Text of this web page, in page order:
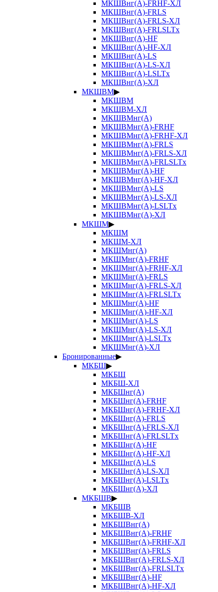
МКШВнг(А)-FRHF-ХЛ
МКШВнг(А)-FRLS
МКШВнг(А)-FRLS-ХЛ
МКШВнг(А)-FRLSLTx
МКШВнг(А)-HF
МКШВнг(А)-HF-ХЛ
МКШВнг(А)-LS
МКШВнг(А)-LS-ХЛ
МКШВнг(А)-LSLTx
МКШВнг(А)-ХЛ
МКШВМ▶
МКШВМ
МКШВМ-ХЛ
МКШВМнг(А)
МКШВМнг(А)-FRHF
МКШВМнг(А)-FRHF-ХЛ
МКШВМнг(А)-FRLS
МКШВМнг(А)-FRLS-ХЛ
МКШВМнг(А)-FRLSLTx
МКШВМнг(А)-HF
МКШВМнг(А)-HF-ХЛ
МКШВМнг(А)-LS
МКШВМнг(А)-LS-ХЛ
МКШВМнг(А)-LSLTx
МКШВМнг(А)-ХЛ
МКШМ▶
МКШМ
МКШМ-ХЛ
МКШМнг(А)
МКШМнг(А)-FRHF
МКШМнг(А)-FRHF-ХЛ
МКШМнг(А)-FRLS
МКШМнг(А)-FRLS-ХЛ
МКШМнг(А)-FRLSLTx
МКШМнг(А)-HF
МКШМнг(А)-HF-ХЛ
МКШМнг(А)-LS
МКШМнг(А)-LS-ХЛ
МКШМнг(А)-LSLTx
МКШМнг(А)-ХЛ
Бронированные▶
МКБШ▶
МКБШ
МКБШ-ХЛ
МКБШнг(А)
МКБШнг(А)-FRHF
МКБШнг(А)-FRHF-ХЛ
МКБШнг(А)-FRLS
МКБШнг(А)-FRLS-ХЛ
МКБШнг(А)-FRLSLTx
МКБШнг(А)-HF
МКБШнг(А)-HF-ХЛ
МКБШнг(А)-LS
МКБШнг(А)-LS-ХЛ
МКБШнг(А)-LSLTx
МКБШнг(А)-ХЛ
МКБШВ▶
МКБШВ
МКБШВ-ХЛ
МКБШВнг(А)
МКБШВнг(А)-FRHF
МКБШВнг(А)-FRHF-ХЛ
МКБШВнг(А)-FRLS
МКБШВнг(А)-FRLS-ХЛ
МКБШВнг(А)-FRLSLTx
МКБШВнг(А)-HF
МКБШВнг(А)-HF-ХЛ